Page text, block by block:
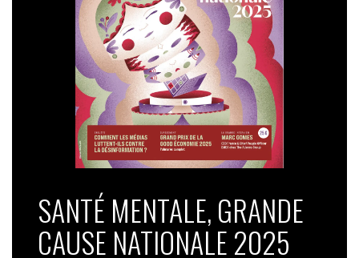
SANTÉ MENTALE, GRANDE
CAUSE NATIONALE 2025